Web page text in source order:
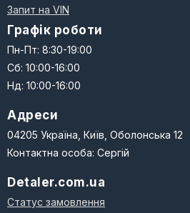
Запит на VIN
Графік роботи
Пн-Пт: 8:30-19:00
Сб: 10:00-16:00
Нд: 10:00-16:00
Адреси
04205 Україна, Київ, Оболонська 12
Контактна особа: Сергій
Detaler.com.ua
Статус замовлення